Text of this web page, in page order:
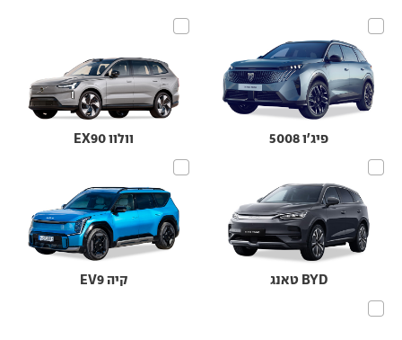
פיג'ו 5008 וולוו EX90
BYD טאנג קיה EV9